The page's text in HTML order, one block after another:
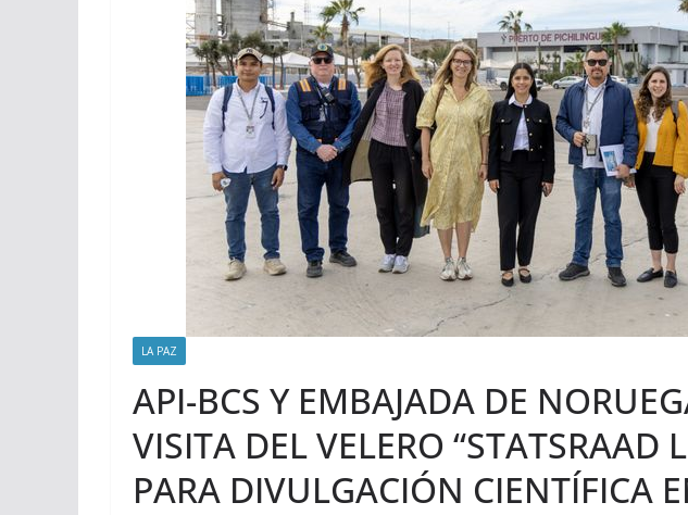
LA PAZ
API-BCS Y EMBAJADA DE
VISITA DEL VELERO “STATSRAAD
PARA DIVULGACIÓN CIENTÍFICA